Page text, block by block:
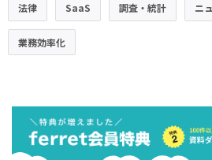
法律 SaaS 調査・統計 ニ
業務効率化